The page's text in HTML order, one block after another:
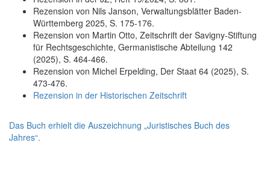
Rezension von Nils Janson, Verwaltungsblätter Baden-
Württemberg 2025, S. 175-176.
Rezension von Martin Otto, Zeitschrift der Savigny-Stiftung
für Rechtsgeschichte, Germanistische Abteilung 142
(2025), S. 464-466.
Rezension von Michel Erpelding, Der Staat 64 (2025), S.
473-476.
Rezension in der Historischen Zeitschrift
Das Buch erhielt die Auszeichnung „Juristisches Buch des
Jahres“.